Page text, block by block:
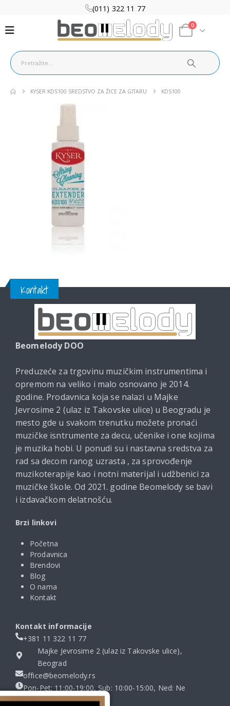
(011) 322 11 77
0
KYSER KDS100 SREDSTVO ZA ŽICE ZA GITARU KDS100
Kontakt
Beomelody DOO
Preduzeće za trgovinu muzičkim instrumentima i
opremom na veliko i malo osnovano je 2014.
godine. Prodavnica koja se nalazi u Majke
Jevrosime 2 (ulaz iz Takovske ulice) u Beogradu je
mesto gde u svakom trenutku možete pronaći
muzičke isntrumente za decu, učenike i one kojima
je muzika hobi. U ponudi su i nastavna sredstva za
rad sa decom ranog uzrasta , za sprovođenje
muzikoterapije kao i notni materijal i udžbenici za
muzičke škole. Od 2021. godine Beomelody se bavi
i izdavačkom delatnošću.
Brzi linkovi
Početna
Prodavnica
Brendovi
Blog
O nama
Kontakt
Kontakt informacije
+381 11 322 11 77
Majke Jevrosime 2 (ulaz iz Takovske ulice),
Beograd
office@beomelody.rs
Pon-Pet: 11:00-19:00, Sub: 10:00-15:00, Ned: Ne
radimo